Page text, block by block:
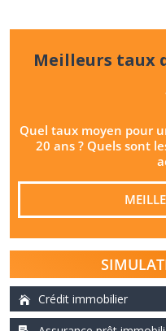
Meilleurs taux
Quel taux moyen pour
20 ans ? Quels sont
Crédit immobilier